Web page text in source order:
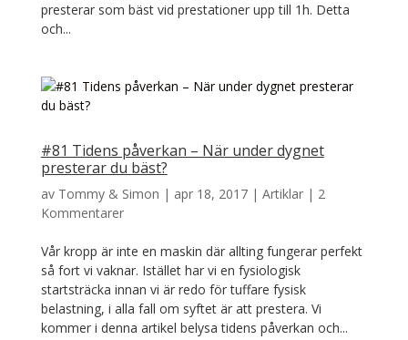
presterar som bäst vid prestationer upp till 1h. Detta
och...
#81 Tidens påverkan – När under dygnet
presterar du bäst?
av Tommy & Simon | apr 18, 2017| Artiklar| 2
Kommentarer
Vår kropp är inte en maskin där allting fungerar perfekt
så fort vi vaknar. Istället har vi en fysiologisk
startsträcka innan vi är redo för tuffare fysisk
belastning, i alla fall om syftet är att prestera. Vi
kommer i denna artikel belysa tidens påverkan och...